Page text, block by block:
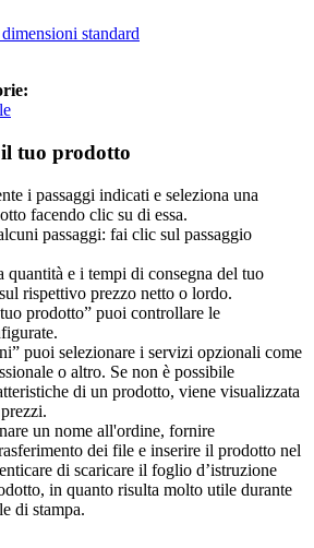
standard
tuo prodotto
i passaggi indicati e seleziona una
facendo clic su di essa.
passaggi: fai clic sul passaggio
quantità e i tempi di consegna del tuo
rispettivo prezzo netto o lordo.
prodotto” puoi controllare le
puoi selezionare i servizi opzionali come
o altro. Se non è possibile
di un prodotto, viene visualizzata
un nome all'ordine, fornire
dei file e inserire il prodotto nel
di scaricare il foglio d’istruzione
in quanto risulta molto utile durante
di stampa.